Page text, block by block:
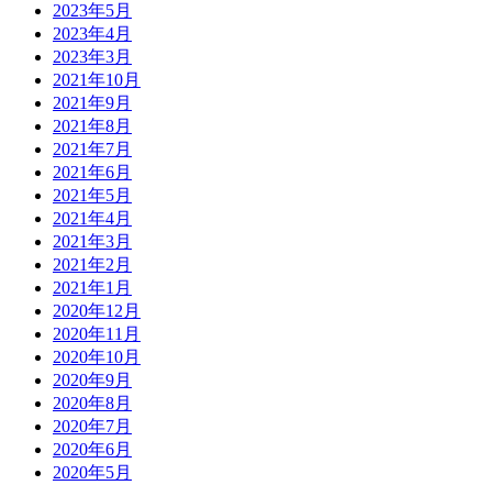
2023年5月
2023年4月
2023年3月
2021年10月
2021年9月
2021年8月
2021年7月
2021年6月
2021年5月
2021年4月
2021年3月
2021年2月
2021年1月
2020年12月
2020年11月
2020年10月
2020年9月
2020年8月
2020年7月
2020年6月
2020年5月